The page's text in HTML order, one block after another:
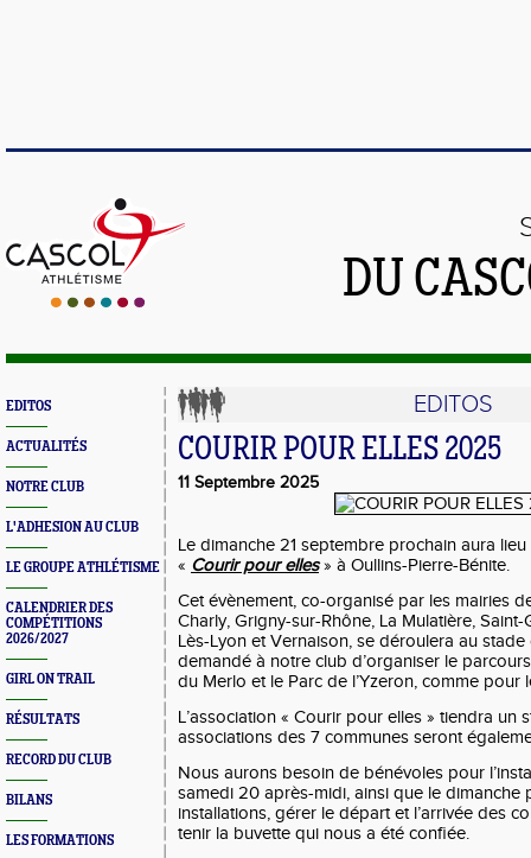
DU
EDITOS
ACTUALITÉS
NOTRE CLUB
L'ADHESION AU CLUB
LE GROUPE ATHLÉTISME
CALENDRIER DES
COMPÉTITIONS
2026/2027
GIRL ON TRAIL
RÉSULTATS
RECORD DU CLUB
BILANS
LES FORMATIONS
EDITOS
COURIR POUR ELLES 2025
11 Septembre 2025
Le dimanche 21 septembre prochain aura lieu
« Courir pour elles» à Oullins-Pierre-Bénite.
Cet évènement, co-organisé par les mairies
Charly, Grigny-sur-Rhône, La Mulatière, Saint-
Lès-Lyon et Vernaison, se déroulera au
demandé à notre club d’organiser le
du Merlo et le Parc de l’Yzeron, comme pour
L’association « Courir pour elles » tiendra un
associations des 7 communes seront
Nous aurons besoin de bénévoles pour
samedi 20 après-midi, ainsi que le dimanche
installations, gérer le départ et l’arrivée des
tenir la buvette qui nous a été confiée.